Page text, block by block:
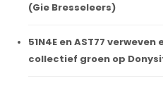
(Gie Bresseleers)
51N4E en AST77
collectief groen op